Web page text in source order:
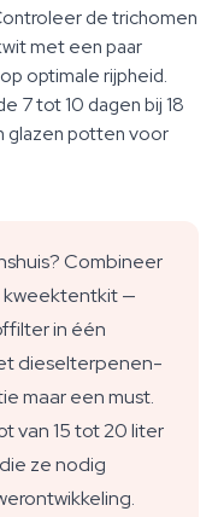
de trichomen
met een paar
optimale rijpheid.
7 tot 10 dagen bij 18
glazen potten voor
Combineer
kweektentkit —
in één
dieselterpenen-
maar een must.
van 15 tot 20 liter
ze nodig